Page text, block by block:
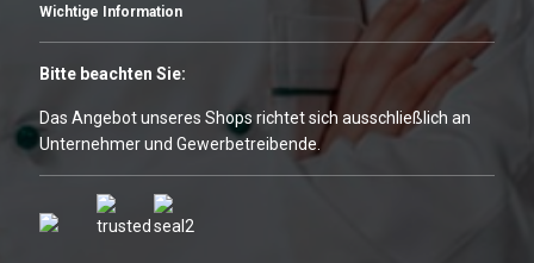
Wichtige Information
Bitte beachten Sie:
Das Angebot unseres Shops richtet sich ausschließlich an
Unternehmer und Gewerbetreibende.